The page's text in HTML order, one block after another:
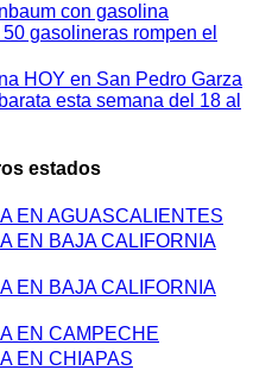
con gasolina
gasolineras rompen el
HOY en San Pedro Garza
esta semana del 18 al
estados
EN AGUASCALIENTES
EN BAJA CALIFORNIA
EN BAJA CALIFORNIA
EN CAMPECHE
EN CHIAPAS